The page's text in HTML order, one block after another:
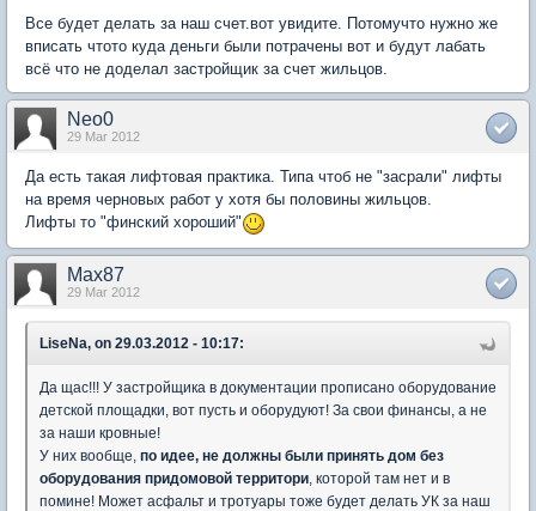
Все будет делать за наш счет.вот увидите. Потомучто нужно же
вписать чтото куда деньги были потрачены вот и будут лабать
всё что не доделал застройщик за счет жильцов.
Neo0
29 Mar 2012
Да есть такая лифтовая практика. Типа чтоб не "засрали" лифты
на время черновых работ у хотя бы половины жильцов.
Лифты то "финский хороший"
Max87
29 Mar 2012
LiseNa, on 29.03.2012 - 10:17:
Да щас!!! У застройщика в документации прописано оборудование
детской площадки, вот пусть и оборудуют! За свои финансы, а не
за наши кровные!
У них вообще, по идее, не должны были принять дом без
оборудования придомовой территори , которой там нет и в
помине! Может асфальт и тротуары тоже будет делать УК за наш